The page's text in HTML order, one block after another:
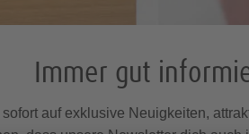
Immer gut
auf exklusive Neuigkeiten,